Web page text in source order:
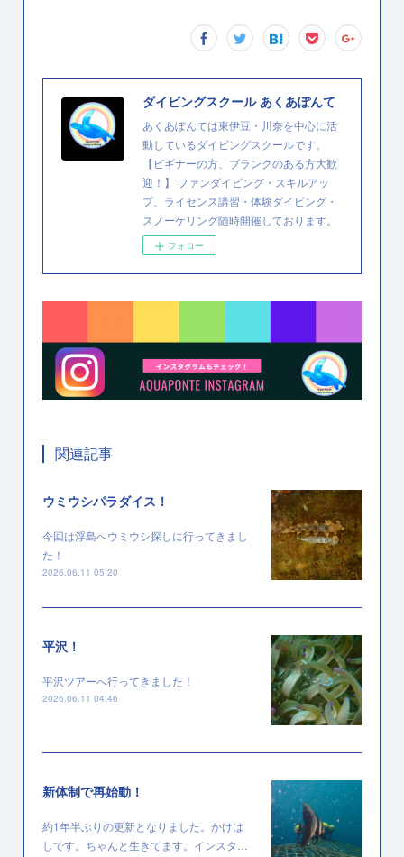
ダイビングスクール あくあぽんて
あくあぽんては東伊豆・川奈を中心に活
動しているダイビングスクールです。
【ビギナーの方、ブランクのある方大歓
迎！】 ファンダイビング・スキルアッ
プ、ライセンス講習・体験ダイビング・
スノーケリング随時開催しております。
フォロー
関連記事
ウミウシパラダイス！
今回は浮島へウミウシ探しに行ってきまし
た！
2026.06.11 05:20
平沢！
平沢ツアーへ行ってきました！
2026.06.11 04:46
新体制で再始動！
約1年半ぶりの更新となりました。かけは
しです。ちゃんと生きてます。インスタ…